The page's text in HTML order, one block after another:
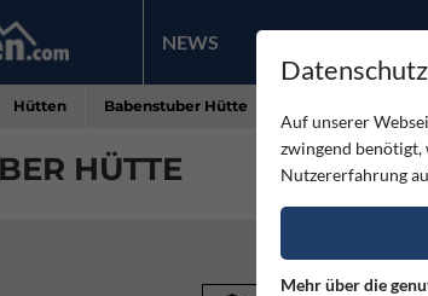
NEWS PRODUKTE
Hütten Babenstuber Hütte
HÜTTE
Auf unserer
zwingend benötigt,
Nutzererfahrung
Mehr über die